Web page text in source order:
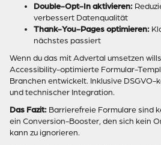
Double-Opt-In aktivieren:
verbessert Datenqualität
Thank-You-Pages optimieren:
nächstes passiert
Wenn du das mit Advertal umsetzen
Accessibility-optimierte Formular-
Branchen entwickelt. Inklusive DSGVO-
und technischer Integration.
Das Fazit: Barrierefreie Formulare sind
ein Conversion-Booster, den sich kein
kann zu ignorieren.